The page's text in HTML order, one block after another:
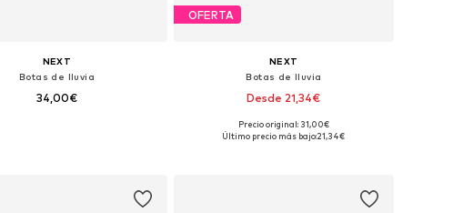
NEXT
Botas de lluvia
34,00€
OFERTA
NEXT
Botas de lluvia
Desde 21,34€
Disponible en muchas tallas
Precio original: 31,00€
Último precio más bajo:21,34€